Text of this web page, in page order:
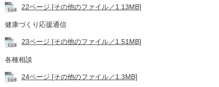
22ページ [その他のファイル／1.13MB]
健康づくり応援通信
23ページ [その他のファイル／1.51MB]
各種相談
24ページ [その他のファイル／1.3MB]